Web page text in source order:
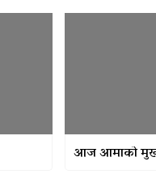
आज आमाको मुख